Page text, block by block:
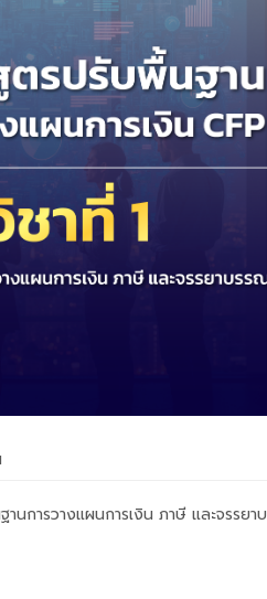
นการวางแผนการเงิน ภาษี และจรรยา